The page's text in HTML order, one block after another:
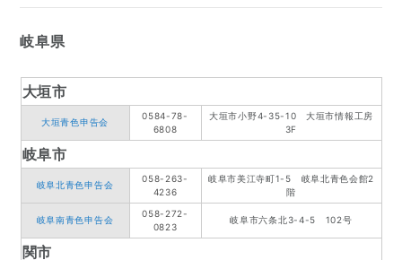
岐阜県
大垣市
大垣青色申告会
0584-78-
6808
大垣市小野4-35-10 大垣市情報工房
3F
岐阜市
岐阜北青色申告会
058-263-
4236
岐阜市美江寺町1-5 岐阜北青色会館2
階
岐阜南青色申告会
058-272-
0823
岐阜市六条北3-4-5 102号
関市